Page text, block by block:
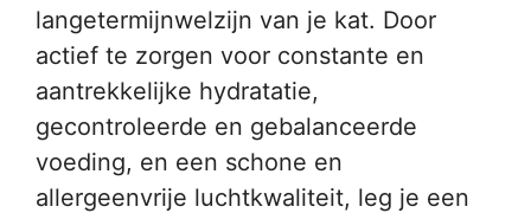
langetermijnwelzijn van je kat. Door
actief te zorgen voor constante en
aantrekkelijke hydratatie,
gecontroleerde en gebalanceerde
voeding, en een schone en
allergeenvrije luchtkwaliteit, leg je een